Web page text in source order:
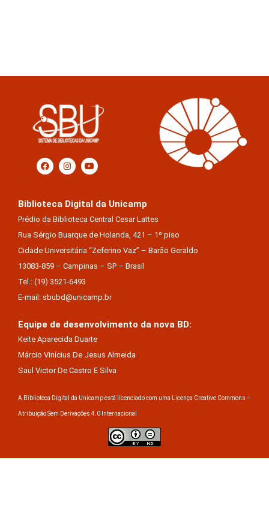
Biblioteca Digital da Unicamp
Prédio da Biblioteca Central Cesar Lattes
Rua Sérgio Buarque de Holanda, 421 – 1º piso
Cidade Universitária “Zeferino Vaz” – Barão Geraldo
13083-859 – Campinas – SP – Brasil
Tel.: (19) 3521-6493
E-mail: sbubd@unicamp.br
Equipe de desenvolvimento da nova BD:
Keite Aparecida Duarte
Márcio Vinícius De Jesus Almeida
Saul Victor De Castro E Silva
A Biblioteca Digital da Unicamp está licenciado com uma Licença Creative Commons –
Atribuição Sem Derivações 4.0 Internacional